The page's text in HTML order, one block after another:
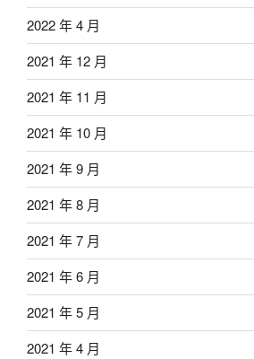
2022 年 4 月
2021 年 12 月
2021 年 11 月
2021 年 10 月
2021 年 9 月
2021 年 8 月
2021 年 7 月
2021 年 6 月
2021 年 5 月
2021 年 4 月